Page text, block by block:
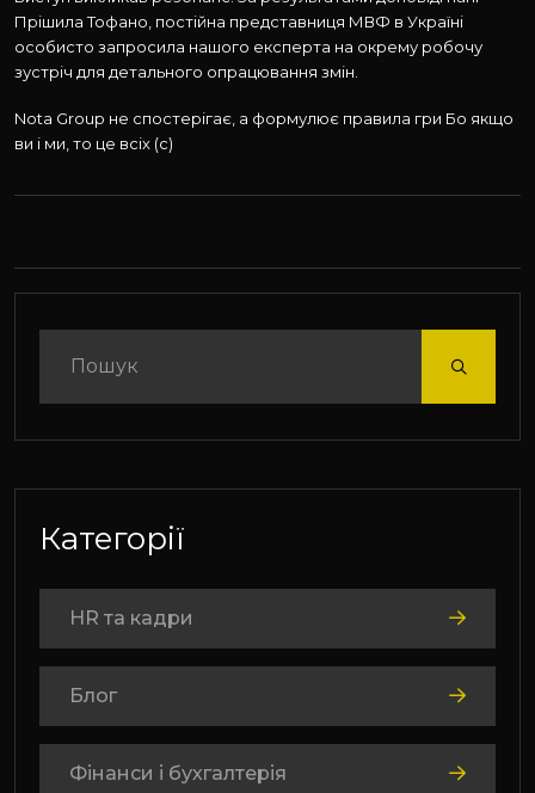
Прішила Тофано, постійна представниця МВФ в Україні
особисто запросила нашого експерта на окрему робочу
зустріч для детального опрацювання змін.
Nota Group не спостерігає, а формулює правила гри Бо якщо
ви і ми, то це всіх (с)
Категорії
HR та кадри
Блог
Фінанси і бухгалтерія